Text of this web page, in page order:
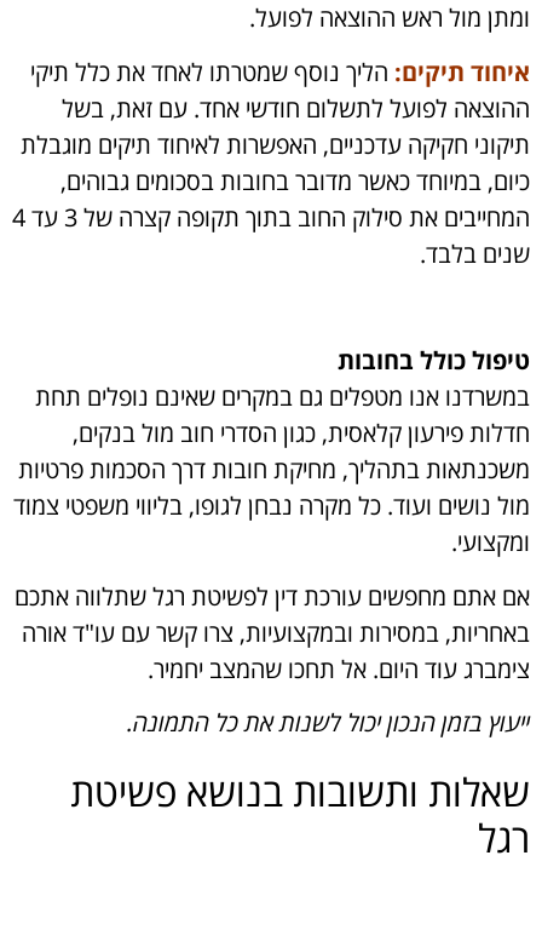
ומתן מול ראש ההוצאה לפועל.
איחוד תיקים: הליך נוסף שמטרתו לאחד את כלל תיקי
ההוצאה לפועל לתשלום חודשי אחד. עם זאת, בשל
תיקוני חקיקה עדכניים, האפשרות לאיחוד תיקים מוגבלת
כיום, במיוחד כאשר מדובר בחובות בסכומים גבוהים,
המחייבים את סילוק החוב בתוך תקופה קצרה של 3 עד 4
שנים בלבד.
טיפול כולל בחובות
במשרדנו אנו מטפלים גם במקרים שאינם נופלים תחת
חדלות פירעון קלאסית, כגון הסדרי חוב מול בנקים,
משכנתאות בתהליך, מחיקת חובות דרך הסכמות פרטיות
מול נושים ועוד. כל מקרה נבחן לגופו, בליווי משפטי צמוד
ומקצועי.
אם אתם מחפשים עורכת דין לפשיטת רגל שתלווה אתכם
באחריות, במסירות ובמקצועיות, צרו קשר עם עו"ד אורה
צימברג עוד היום. אל תחכו שהמצב יחמיר.
ייעוץ בזמן הנכון יכול לשנות את כל התמונה.
שאלות ותשובות בנושא פשיטת
רגל